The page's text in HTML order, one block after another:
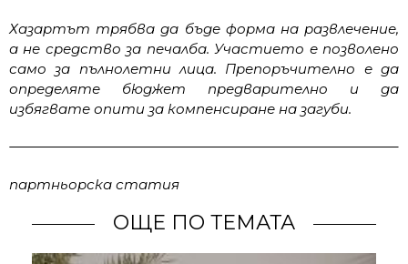
Хазартът трябва да бъде форма на развлечение,
а не средство за печалба. Участието е позволено
само за пълнолетни лица. Препоръчително е да
определяте бюджет предварително и да
избягвате опити за компенсиране на загуби.
партньорска статия
ОЩЕ ПО ТЕМАТА